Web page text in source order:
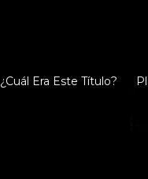
¿Cuál Era Este Título?